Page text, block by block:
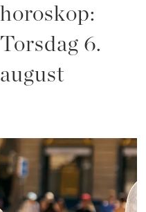
horoskop:
Torsdag 6.
august